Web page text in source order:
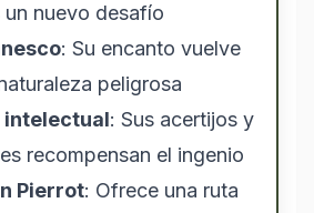
nuevo desafío
: Su encanto vuelve
peligrosa
intelectual: Sus acertijos y
recompensan el ingenio
Pierrot: Ofrece una ruta